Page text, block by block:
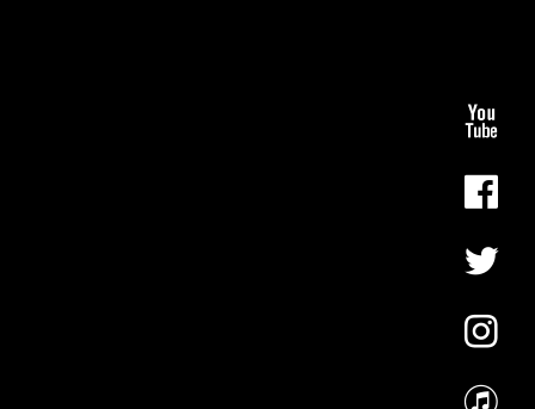
る、キャラクタープロジェク
ト・JAMKitchenのこぼれ